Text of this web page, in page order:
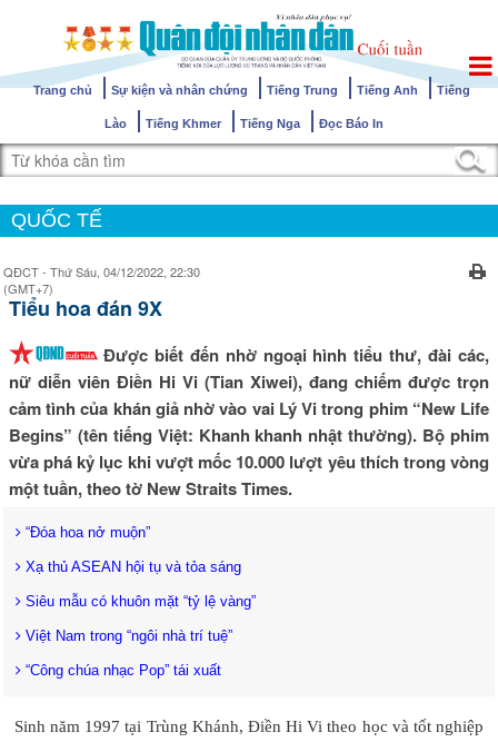
Trang chủ Sự kiện và nhân chứng Tiếng Trung Tiếng Anh Tiếng
Lào Tiếng Khmer Tiếng Nga Đọc Báo In
QUỐC TẾ
QĐCT - Thứ Sáu, 04/12/2022, 22:30
(GMT+7)
Tiểu hoa đán 9X
Được biết đến nhờ ngoại hình tiểu thư, đài các,
nữ diễn viên Điền Hi Vi (Tian Xiwei), đang chiếm được trọn
cảm tình của khán giả nhờ vào vai Lý Vi trong phim “New Life
Begins” (tên tiếng Việt: Khanh khanh nhật thường). Bộ phim
vừa phá kỷ lục khi vượt mốc 10.000 lượt yêu thích trong vòng
một tuần, theo tờ New Straits Times.
“Đóa hoa nở muộn”
Xạ thủ ASEAN hội tụ và tỏa sáng
Siêu mẫu có khuôn mặt “tỷ lệ vàng”
Việt Nam trong “ngôi nhà trí tuệ”
“Công chúa nhạc Pop” tái xuất
Sinh năm 1997 tại Trùng Khánh, Điền Hi Vi theo học và tốt nghiệp